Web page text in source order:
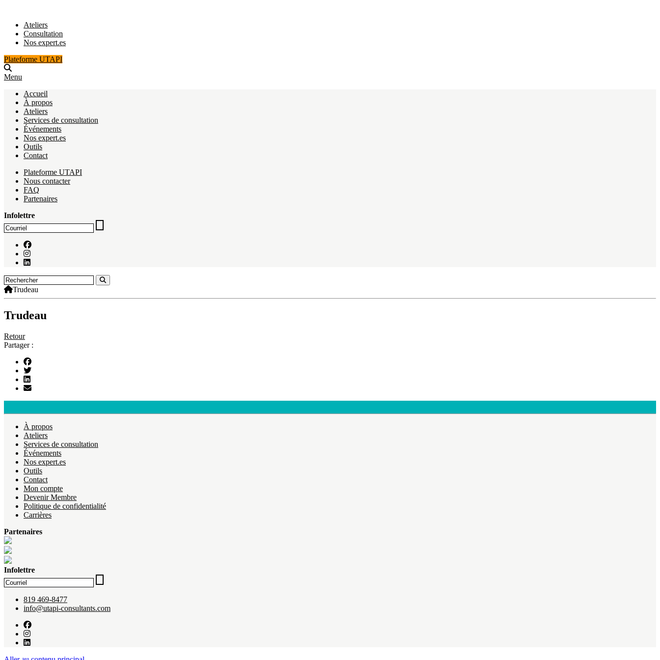
Ateliers
Consultation
Nos expert.es
Plateforme UTAPI
Menu
Accueil
À propos
Ateliers
Services de consultation
Événements
Nos expert.es
Outils
Contact
Plateforme UTAPI
Nous contacter
FAQ
Partenaires
Infolettre
Trudeau
Trudeau
Retour
Partager :
À propos
Ateliers
Services de consultation
Événements
Nos expert.es
Outils
Contact
Mon compte
Devenir Membre
Politique de confidentialité
Carrières
Partenaires
Infolettre
819 469-8477
info@utapi-consultants.com